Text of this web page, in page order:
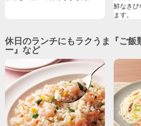
鮮なきび
ます。
休日のランチにもラクうま『ご飯
ー』など